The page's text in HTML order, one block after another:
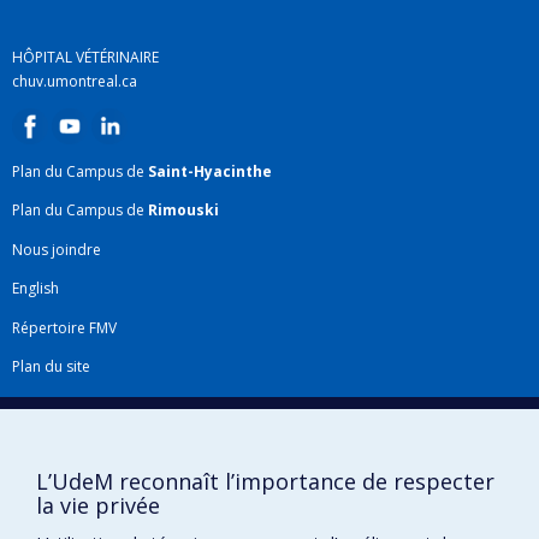
d’origine alimentaire et les effets des
changements climatiques.
HÔPITAL VÉTÉRINAIRE
chuv.umontreal.ca
Plan du Campus de Saint-Hyacinthe
Plan du Campus de Rimouski
Nous joindre
English
Répertoire FMV
Plan du site
Accessibilité
Agenda FMV & calendrier académique
La Faculté de médecine vétérinaire de l'Université de Montréal détient
L’UdeM reconnaît l’importance de respecter
la vie privée